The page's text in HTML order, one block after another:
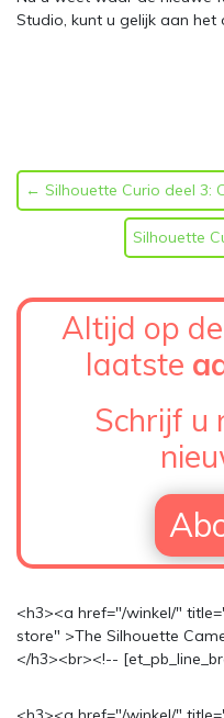
Studio, kunt u gelijk aan het
← Silhouette Curio deel 3:
Silhouette
Altijd op
laatste
Schrijf u
<h3><a href="/winkel/"
store" >The Silhouette
</h3><br><!--